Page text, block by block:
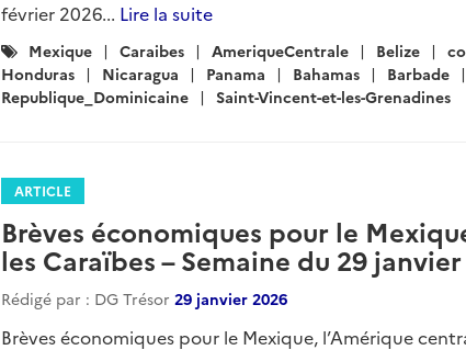
février 2026... Lire la suite
Catégories
:
Mexique Caraibes AmeriqueCentrale Belize
Honduras
Nicaragua Panama Bahamas Barbade
Republique_Dominicaine
Saint-Vincent-et-les-Grenadines
ARTICLE
Brèves économiques pour le
les Caraïbes – Semaine du 29
Rédigé par : DG Trésor 29 janvier 2026
Brèves économiques pour le Mexique, l’Amérique